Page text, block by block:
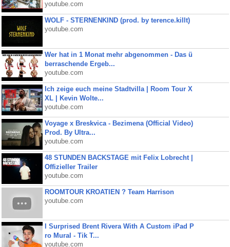
youtube.com
WOLF - STERNENKIND (prod. by terence.killt)
youtube.com
Wer hat in 1 Monat mehr abgenommen - Das ü
berraschende Ergeb...
youtube.com
Ich zeige euch meine Stadtvilla | Room Tour X
XL | Kevin Wolte...
youtube.com
Voyage x Breskvica - Bezimena (Official Video)
Prod. By Ultra...
youtube.com
48 STUNDEN BACKSTAGE mit Felix Lobrecht |
Offizieller Trailer
youtube.com
ROOMTOUR KROATIEN ? Team Harrison
youtube.com
I Surprised Brent Rivera With A Custom iPad P
ro Mural - Tik T...
youtube.com